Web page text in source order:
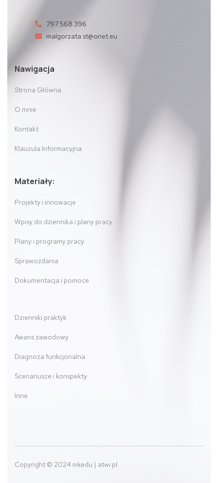
797 568 396
malgorzata.st@onet.eu
Nawigacja
Strona Główna
O mnie
Kontakt
Klauzula Informacyjna
Materiały:
Projekty i innowacje
Wpisy do dziennika i plany pracy
Plany i programy pracy
Sprawozdania
Dokumentacja i pomoce
Dzienniki praktyk
Awans zawodowy
Diagnoza funkcjonalna
Scenariusze i konspekty
Inne
Copyright © 2024 mkedu | atwi.pl